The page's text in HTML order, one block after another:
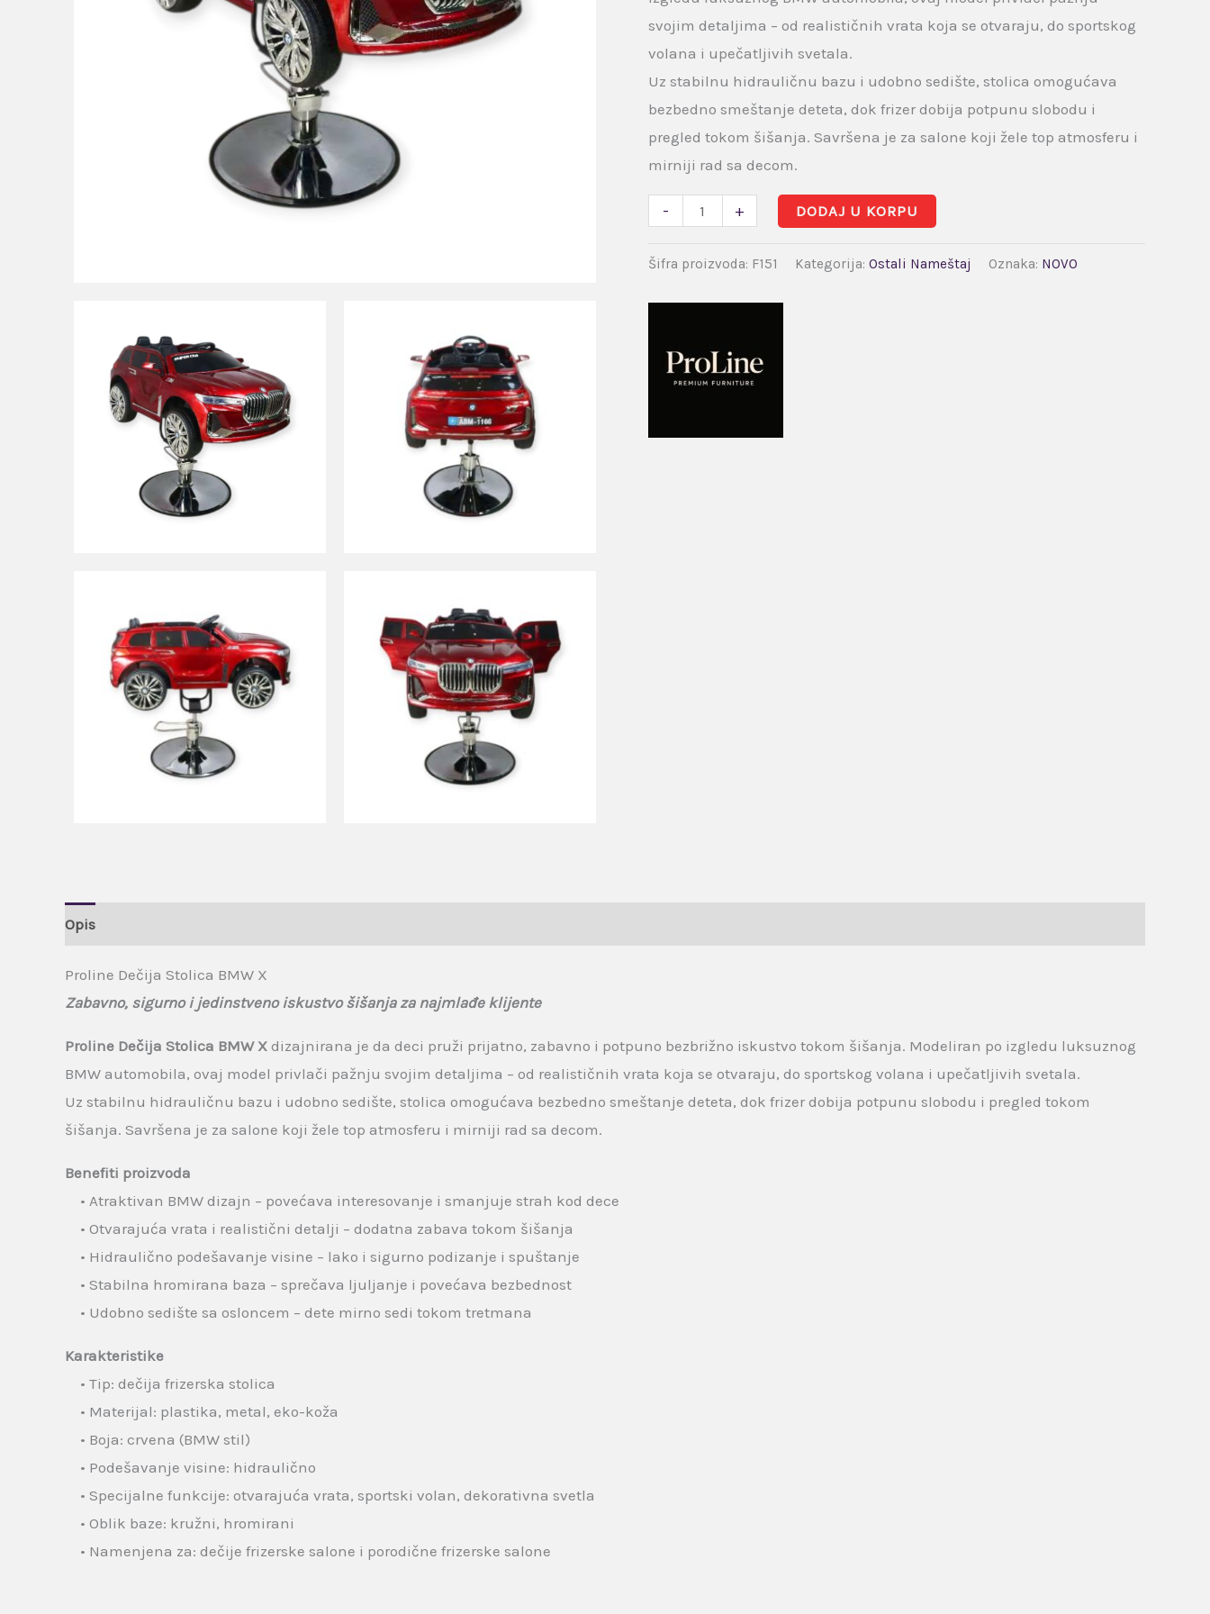
svojim detaljima – od realističnih vrata koja se otvaraju, do sportskog
volana i upečatljivih svetala.
Uz stabilnu hidrauličnu bazu i udobno sedište, stolica omogućava
bezbedno smeštanje deteta, dok frizer dobija potpunu slobodu i
pregled tokom šišanja. Savršena je za salone koji žele top atmosferu i
mirniji rad sa decom.
- + DODAJ U KORPU
Šifra proizvoda: F151 Kategorija: Ostali Nameštaj Oznaka: NOVO
Opis
Proline Dečija Stolica BMW X
Zabavno, sigurno i jedinstveno iskustvo šišanja za najmlađe klijente
Proline Dečija Stolica BMW X dizajnirana je da deci pruži prijatno, zabavno i potpuno bezbrižno iskustvo tokom šišanja. Modeliran po izgledu luksuznog
BMW automobila, ovaj model privlači pažnju svojim detaljima – od realističnih vrata koja se otvaraju, do sportskog volana i upečatljivih svetala.
Uz stabilnu hidrauličnu bazu i udobno sedište, stolica omogućava bezbedno smeštanje deteta, dok frizer dobija potpunu slobodu i pregled tokom
šišanja. Savršena je za salone koji žele top atmosferu i mirniji rad sa decom.
Benefiti proizvoda
• Atraktivan BMW dizajn – povećava interesovanje i smanjuje strah kod dece
• Otvarajuća vrata i realistični detalji – dodatna zabava tokom šišanja
• Hidraulično podešavanje visine – lako i sigurno podizanje i spuštanje
• Stabilna hromirana baza – sprečava ljuljanje i povećava bezbednost
• Udobno sedište sa osloncem – dete mirno sedi tokom tretmana
Karakteristike
• Tip: dečija frizerska stolica
• Materijal: plastika, metal, eko-koža
• Boja: crvena (BMW stil)
• Podešavanje visine: hidraulično
• Specijalne funkcije: otvarajuća vrata, sportski volan, dekorativna svetla
• Oblik baze: kružni, hromirani
• Namenjena za: dečije frizerske salone i porodične frizerske salone